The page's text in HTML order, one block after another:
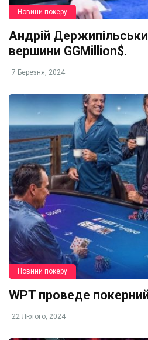
Новини покеру
Андрій
вершини GGMillion$.
7 Березня, 2024
Новини покеру
WPT проведе
22 Лютого, 2024